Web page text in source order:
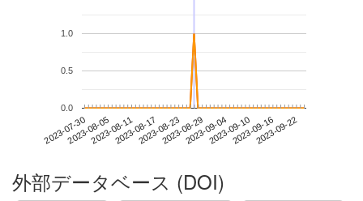
2023-07-302023-08-052023-08-112023-08-172023-08-232023-08-292023-09-042023-09-102023-09-162023-09-22
0.0
0.5
1.0
外部データベース (DOI)